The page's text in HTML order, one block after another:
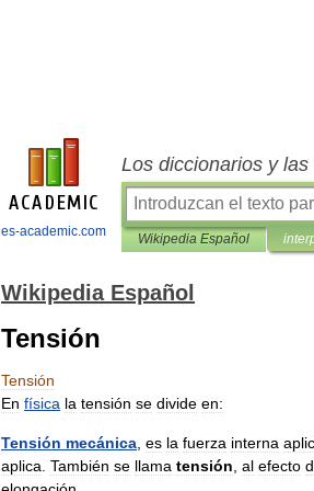
es-academic.com
Los diccionarios y
Wikipedia Español
Wikipedia Español
Tensión
Tensión
En física la tensión se divide en:
Tensión mecánica es la fuerza interna
aplica También se llama tensión al efecto